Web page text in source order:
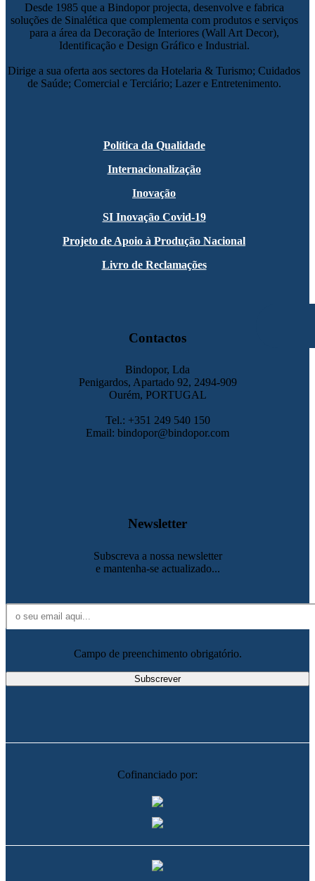
Desde 1985 que a Bindopor projecta, desenvolve e fabrica
soluções de Sinalética que complementa com produtos e serviços
para a área da Decoração de Interiores (Wall Art Decor),
Identificação e Design Gráfico e Industrial.
Dirige a sua oferta aos sectores da Hotelaria & Turismo; Cuidados
de Saúde; Comercial e Terciário; Lazer e Entretenimento.
Política da Qualidade
Internacionalização
Inovação
SI Inovação Covid-19
Projeto de Apoio à Produção Nacional
Livro de Reclamações
Contactos
Bindopor, Lda
Penigardos, Apartado 92, 2494-909
Ourém, PORTUGAL
Tel.: +351 249 540 150
Email: bindopor@bindopor.com
Newsletter
Subscreva a nossa newsletter
e mantenha-se actualizado...
Campo de preenchimento obrigatório.
Cofinanciado por: